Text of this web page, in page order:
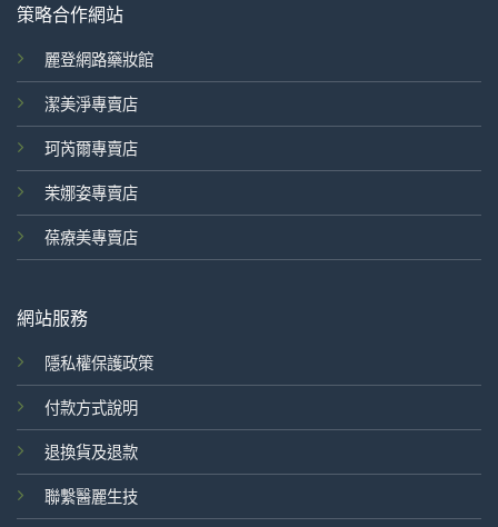
策略合作網站
麗登網路藥妝館
潔美淨專賣店
珂芮爾專賣店
茉娜姿專賣店
葆療美專賣店
網站服務
隱私權保護政策
付款方式說明
退換貨及退款
聯繫醫麗生技